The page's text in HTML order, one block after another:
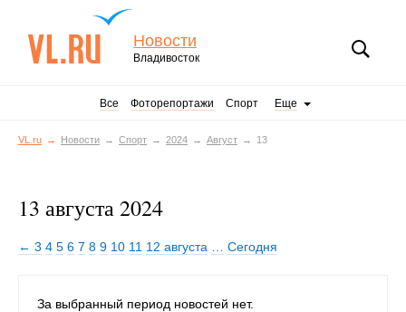
Новости
Владивосток
Все Фоторепортажи Спорт Еще
VL.ru Новости Спорт 2024 Август 13
13 августа 2024
← 3 4 5 6 7 8 9 10 11 12 августа Сегодня
За выбранный период новостей нет.